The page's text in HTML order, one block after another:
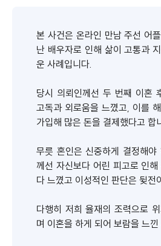
본 사건은 온라인 만남 주선 어
난 배우자로 인해 삶이 고통과
운 사례입니다.
당시 의뢰인께선 두 번째 이혼
고독과 외로움을 느꼈고, 이를
가입해 많은 돈을 결제했다고 합
무릇 혼인은 신중하게 결정해야
께선 자신보다 어린 피고로 인
다 느꼈고 이성적인 판단은 뒺전
다행히 저희 율재의 조력으로
며 이혼을 하게 되어 보람을 느낀